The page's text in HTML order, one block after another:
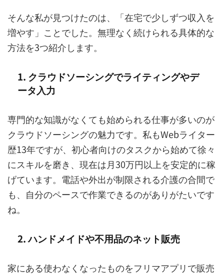
そんな私が見つけたのは、「在宅で少しずつ収入を
増やす」ことでした。無理なく続けられる具体的な
方法を3つ紹介します。
1. クラウドソーシングでライティングやデ
ータ入力
専門的な知識がなくても始められる仕事が多いのが
クラウドソーシングの魅力です。私もWebライター
歴13年ですが、初心者向けのタスクから始めて徐々
にスキルを磨き、現在は月30万円以上を安定的に稼
げています。電話や外出が制限される介護の合間で
も、自分のペースで作業できるのがありがたいです
ね。
2. ハンドメイドや不用品のネット販売
家にある使わなくなったものをフリマアプリで販売